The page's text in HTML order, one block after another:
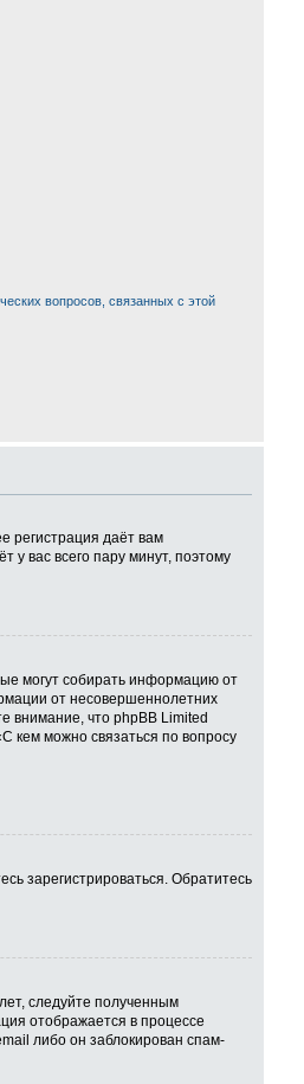
вопросов, связанных с этой
регистрация даёт вам
вас всего пару минут, поэтому
могут собирать информацию от
от несовершеннолетних
внимание, что phpBB Limited
кем можно связаться по вопросу
зарегистрироваться. Обратитесь
следуйте полученным
отображается в процессе
либо он заблокирован спам-